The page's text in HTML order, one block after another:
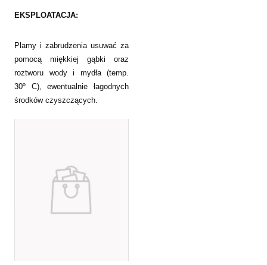
EKSPLOATACJA:
Plamy i zabrudzenia usuwać za
pomocą miękkiej gąbki oraz
roztworu wody i mydła (temp.
30º C), ewentualnie łagodnych
środków czyszczących.